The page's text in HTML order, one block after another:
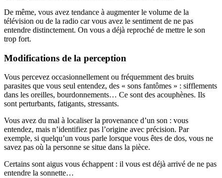
De même, vous avez tendance à augmenter le volume de la
télévision ou de la radio car vous avez le sentiment de ne pas
entendre distinctement. On vous a déjà reproché de mettre le son
trop fort.
Modifications de la perception
Vous percevez occasionnellement ou fréquemment des bruits
parasites que vous seul entendez, des « sons fantômes » : sifflements
dans les oreilles, bourdonnements… Ce sont des acouphènes. Ils
sont perturbants, fatigants, stressants.
Vous avez du mal à localiser la provenance d’un son : vous
entendez, mais n’identifiez pas l’origine avec précision. Par
exemple, si quelqu’un vous parle lorsque vous êtes de dos, vous ne
savez pas où la personne se situe dans la pièce.
Certains sont aigus vous échappent : il vous est déjà arrivé de ne pas
entendre la sonnette…